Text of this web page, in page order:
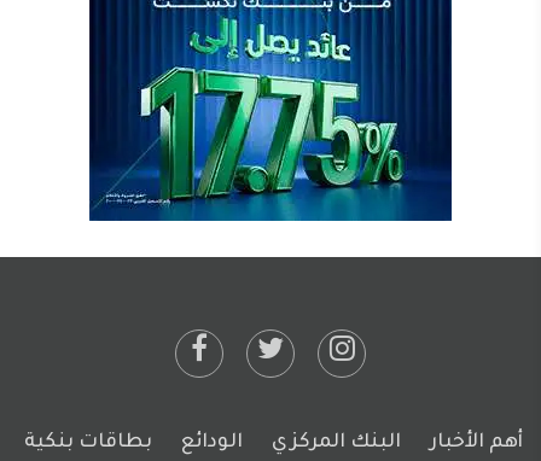
أهم الأخبار البنك المركزي الودائع بطاقات بنكية